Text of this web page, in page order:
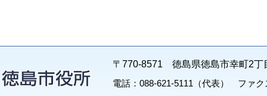
〒770-8571 徳島県徳島市幸町2丁
電話：088-621-5111（代表） ファク